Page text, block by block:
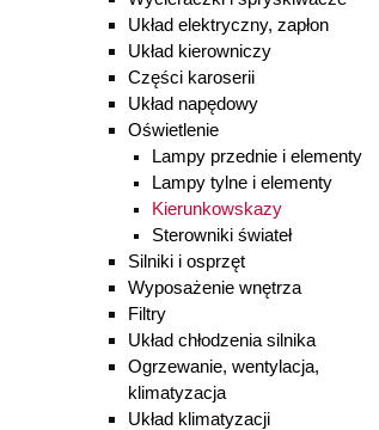
Układ elektryczny, zapłon
Układ kierowniczy
Części karoserii
Układ napędowy
Oświetlenie
Lampy przednie i elementy
Lampy tylne i elementy
Kierunkowskazy
Sterowniki świateł
Silniki i osprzęt
Wyposażenie wnętrza
Filtry
Układ chłodzenia silnika
Ogrzewanie, wentylacja,
klimatyzacja
Układ klimatyzacji